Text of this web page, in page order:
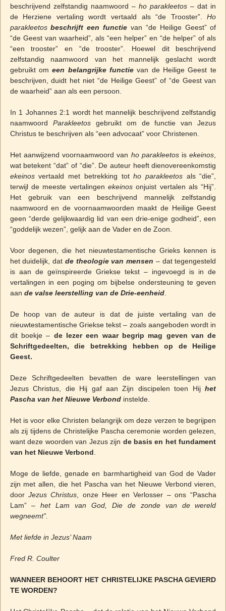
beschrijvend zelfstandig naamwoord – ho parakleetos – dat in
de Herziene vertaling wordt vertaald als “de Trooster”.Ho
parakleetosbeschrijft een functie van “de Heilige Geest” of
“de Geest van waarheid”, als “een helper” en “de helper” of als
“een trooster” en “de trooster”. Hoewel dit beschrijvend
zelfstandig naamwoord van het mannelijk geslacht wordt
gebruikt omeen belangrijke functievan de Heilige Geest te
beschrijven, duidt het niet “de Heilige Geest” of “de Geest van
de waarheid” aan als een persoon.
In 1 Johannes 2:1 wordt het mannelijk beschrijvend zelfstandig
naamwoord Parakleetosgebruikt om de functie van Jezus
Christus te beschrijven als “een advocaat” voor Christenen.
Het aanwijzend voornaamwoord van ho parakleetosisekeinos
wat betekent “dat” of “die”. De auteur heeft dienovereenkomstig
ekeinosvertaald met betrekking totho parakleetos als “die”,
terwijl de meeste vertalingen ekeinos onjuist vertalen als “Hij”.
Het gebruik van een beschrijvend mannelijk zelfstandig
naamwoord en de voornaamwoorden maakt de Heilige Geest
geen “derde gelijkwaardig lid van een drie-enige godheid”, een
“goddelijk wezen”, gelijk aan de Vader en de Zoon.
Voor degenen, die het nieuwtestamentische Grieks kennen is
het duidelijk, dat de theologie van mensen – dat tegengesteld
is aan de geïnspireerde Griekse tekst – ingevoegd is in de
vertalingen in een poging om bijbelse ondersteuning te geven
aan de valse leerstelling van de Drie-eenheid.
De hoop van de auteur is dat de juiste vertaling van de
nieuwtestamentische Griekse tekst – zoals aangeboden wordt in
dit boekje – de lezer een waar begrip mag geven van de
Schriftgedeelten, die betrekking hebben op de Heilige
Geest.
Deze Schriftgedeelten bevatten de ware leerstellingen van
Jezus Christus, die Hij gaf aan Zijn discipelen toen Hijhet
Pascha van het Nieuwe Verbondinstelde.
Het is voor elke Christen belangrijk om deze verzen te begrijpen
als zij tijdens de Christelijke Pascha ceremonie worden gelezen,
want deze woorden van Jezus zijn de basis en het fundament
van het Nieuwe Verbond
Moge de liefde, genade en barmhartigheid van God de Vader
zijn met allen, die het Pascha van het Nieuwe Verbond vieren,
door Jezus Christus , onze Heer en Verlosser – ons “Pascha
Lam” –het Lam van God, Die de zonde van de wereld
wegneemt”.
Met liefde in Jezus’ Naam
Fred R. Coulter
WANNEER BEHOORT HET CHRISTELIJKE PASCHA GEVIERD
TE WORDEN?